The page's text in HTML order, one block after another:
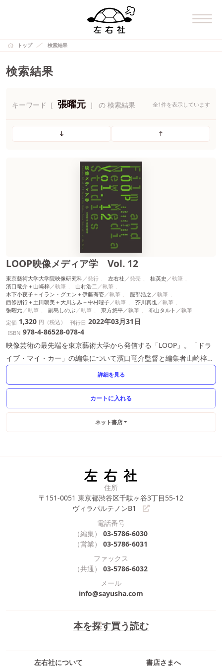
トップ 検索結果
検索結果
キーワード［ 張曜元 ］ の 検索結果 全1件を表示しています
LOOP映像メディア学 Vol. 12
東京藝術大学大学院映像研究科 左右社
桂英史
濱口竜介＋山崎梓
山村浩二
木下小夜子＋イラン・グエン＋伊藤有壱
服部浩之
西條朋行＋土田朝美＋大川ふみ＋中村曜子
芥川真也
張曜元
副島しのぶ 東方悠平
布山タルト
定価 1,320 円（税込） 刊行日 2022年03月31日
ISBN 978-4-86528-078-4
映像芸術の最先端を東京藝術大学から発信する「LOOP」。「ドラ
イブ・マイ・カー」の編集について濱口竜介監督と編集者山崎梓に
詳細を見る
ネット書店
本を探す買う読む
左右社について 書店さまへ
住所
〒151-0051 東京都渋谷区千駄ヶ谷3丁目55-12
ヴィラパルテノンB1
電話番号
（編集）
03-5786-6030
（営業）
03-5786-6031
ファックス
（共通）
03-5786-6032
メール
info@sayusha.com